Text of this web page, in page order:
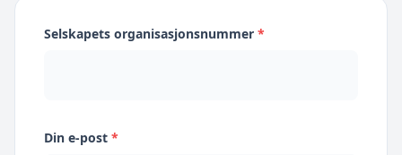
Selskapets organisasjonsnummer *
Din e-post *